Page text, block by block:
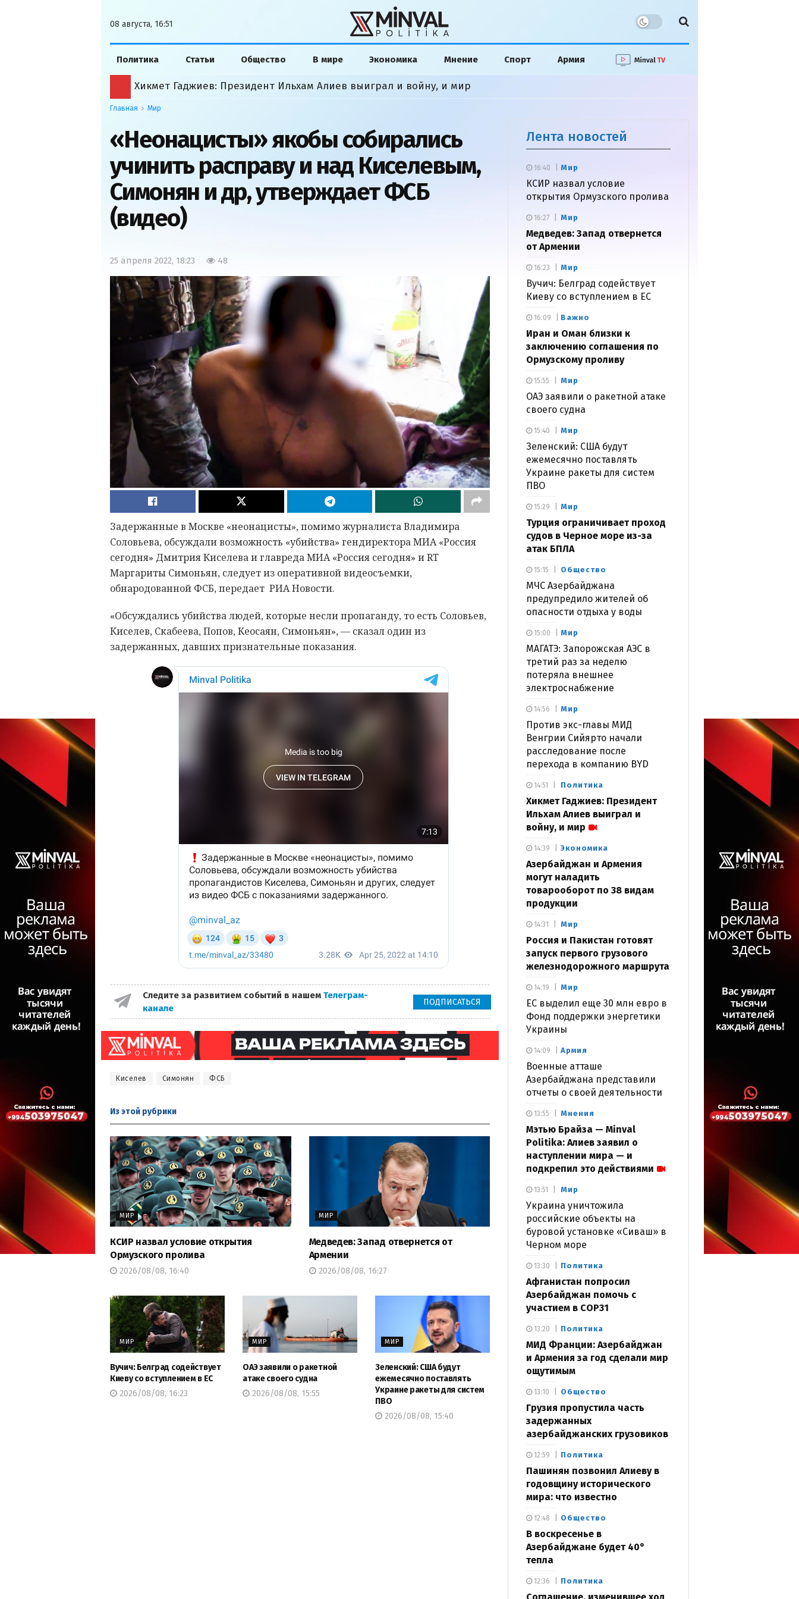
08 августа, 16:51
Политика Статьи Общество В мире Экономика Мнение Спорт Армия
Хикмет Гаджиев: Президент Ильхам Алиев выиграл и войну, и мир
Главная Мир
«Неонацисты» якобы собирались
учинить расправу и над Киселевым,
Симонян и др, утверждает ФСБ
(видео)
25 апреля 2022, 18:23 48
Задержанные в Москве «неонацисты», помимо журналиста Владимира
Соловьева, обсуждали возможность «убийства» гендиректора МИА «Россия
сегодня» Дмитрия Киселева и главреда МИА «Россия сегодня» и RT
Маргариты Симоньян, следует из оперативной видеосъемки,
обнародованной ФСБ, передает РИА Новости.
«Обсуждались убийства людей, которые несли пропаганду, то есть Соловьев,
Киселев, Скабеева, Попов, Кеосаян, Симоньян», — сказал один из
задержанных, давших признательные показания.
Следите за развитием событий в нашем Телеграм-
канале
ПОДПИСАТЬСЯ
Киселев Симонян ФСБ
Из этой рубрики
МИР
КСИР назвал условие открытия
Ормузского пролива
2026/08/08, 16:40
МИР
Медведев: Запад отвернется от
Армении
2026/08/08, 16:27
МИР
Вучич: Белград содействует
Киеву со вступлением в ЕС
2026/08/08, 16:23
МИР
ОАЭ заявили о ракетной
атаке своего судна
2026/08/08, 15:55
МИР
Зеленский: США будут
ежемесячно поставлять
Украине ракеты для систем
ПВО
2026/08/08, 15:40
Лента новостей
Мир
КСИР назвал условие
открытия Ормузского пролива
16:40
Мир
Медведев: Запад отвернется
от Армении
16:27
Мир
Вучич: Белград содействует
Киеву со вступлением в ЕС
16:23
Важно
Иран и Оман близки к
заключению соглашения по
Ормузскому проливу
16:09
Мир
ОАЭ заявили о ракетной атаке
своего судна
15:55
Мир
Зеленский: США будут
ежемесячно поставлять
Украине ракеты для систем
ПВО
15:40
Мир
Турция ограничивает проход
судов в Черное море из-за
атак БПЛА
15:29
Общество
МЧС Азербайджана
предупредило жителей об
опасности отдыха у воды
15:15
Мир
МАГАТЭ: Запорожская АЭС в
третий раз за неделю
потеряла внешнее
электроснабжение
15:00
Мир
Против экс-главы МИД
Венгрии Сийярто начали
расследование после
перехода в компанию BYD
14:56
Политика
Хикмет Гаджиев: Президент
Ильхам Алиев выиграл и
войну, и мир
14:51
Экономика
Азербайджан и Армения
могут наладить
товарооборот по 38 видам
продукции
14:39
Мир
Россия и Пакистан готовят
запуск первого грузового
железнодорожного маршрута
14:31
Мир
ЕС выделил еще 30 млн евро в
Фонд поддержки энергетики
Украины
14:19
Армия
Военные атташе
Азербайджана представили
отчеты о своей деятельности
14:09
Мнения
Мэтью Брайза — Minval
Politika: Алиев заявил о
наступлении мира — и
подкрепил это действиями
13:55
Мир
Украина уничтожила
российские объекты на
буровой установке «Сиваш» в
Черном море
13:51
Политика
Афганистан попросил
Азербайджан помочь с
участием в COP31
13:30
Политика
МИД Франции: Азербайджан
и Армения за год сделали мир
ощутимым
13:20
Общество
Грузия пропустила часть
задержанных
азербайджанских грузовиков
13:10
Политика
Пашинян позвонил Алиеву в
годовщину исторического
мира: что известно
12:59
Общество
В воскресенье в
Азербайджане будет 40°
тепла
12:48
Политика
12:36